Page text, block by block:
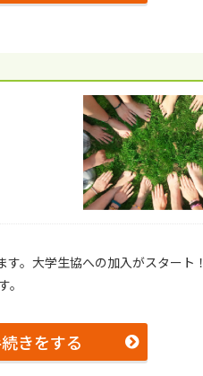
。⼤学⽣協への加⼊がスタート！
きをする